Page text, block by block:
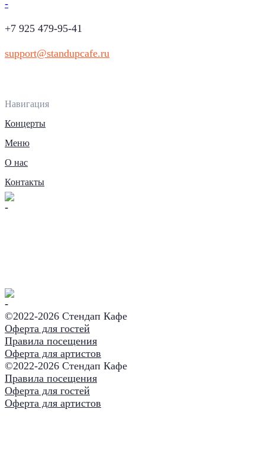
+7 925 479-95-41
support@standupcafe.ru
Навигация
Концерты
Меню
О нас
Контакты
©2022-2026 Стендап Кафе
Оферта для гостей
Правила посещения
Оферта для артистов
©2022-2026 Стендап Кафе
Правила посещения
Оферта для гостей
Оферта для артистов